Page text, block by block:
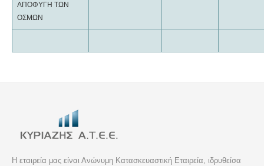
ΑΠΟΦΥΓΗ ΤΩΝ
ΟΣΜΩΝ
Η εταιρεία μας είναι Ανώνυμη Κατασκευαστική Εταιρεία, ιδρυθείσα